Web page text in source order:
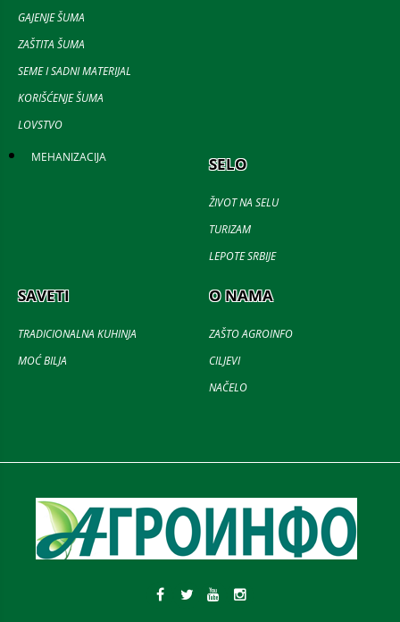
GAJENJE ŠUMA
ZAŠTITA ŠUMA
SEME I SADNI MATERIJAL
KORIŠĆENJE ŠUMA
LOVSTVO
MEHANIZACIJA SELO
ŽIVOT NA SELU
TURIZAM
LEPOTE SRBIJE
SAVETI
TRADICIONALNA KUHINJA
MOĆ BILJA
O NAMA
ZAŠTO AGROINFO
CILJEVI
NAČELO